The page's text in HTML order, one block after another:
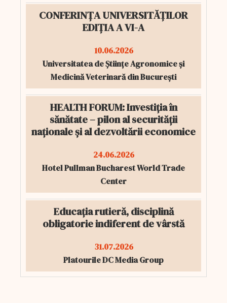
CONFERINȚA UNIVERSITĂȚILOR
EDIȚIA A VI-A
10.06.2026
Universitatea de Științe Agronomice și
Medicină Veterinară din București
HEALTH FORUM: Investiția în
sănătate – pilon al securității
naționale și al dezvoltării economice
24.06.2026
Hotel Pullman Bucharest World Trade
Center
Educația rutieră, disciplină
obligatorie indiferent de vârstă
31.07.2026
Platourile DC Media Group